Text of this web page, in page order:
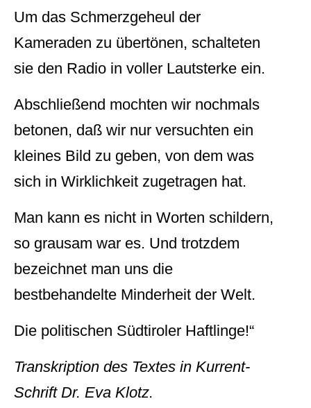
Um das Schmerzgeheul der
Kameraden zu übertönen, schalteten
sie den Radio in voller Lautsterke ein.
Abschließend mochten wir nochmals
betonen, daß wir nur versuchten ein
kleines Bild zu geben, von dem was
sich in Wirklichkeit zugetragen hat.
Man kann es nicht in Worten schildern,
so grausam war es. Und trotzdem
bezeichnet man uns die
bestbehandelte Minderheit der Welt.
Die politischen Südtiroler Haftlinge!“
Transkription des Textes in Kurrent-
Schrift Dr. Eva Klotz.